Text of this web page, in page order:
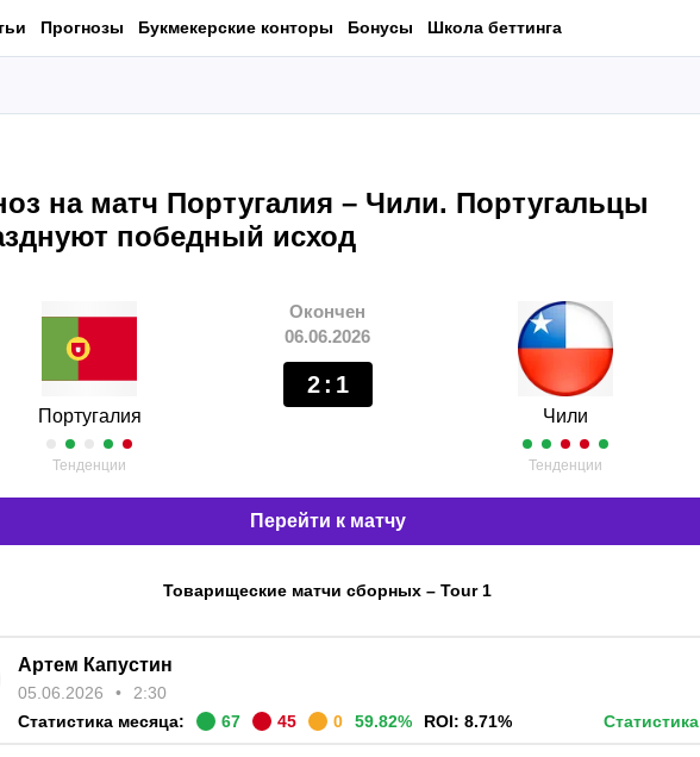
Прогнозы Букмекерские конторы Бонусы Школа беттинга
на матч Португалия – Чили. Португальцы
победный исход
Португалия
Тенденции
Окончен
06.06.2026
2 : 1
Чили
Тенденции
Перейти к матчу
Товарищеские матчи сборных – Tour 1
Артем Капустин
05.06.2026
2:30
Статистика месяца:
67 45 0 59.82% ROI: 8.71% Статистика